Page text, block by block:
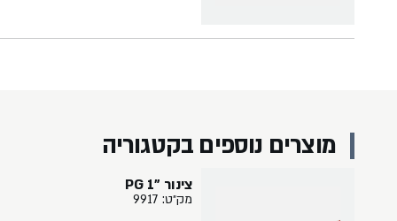
מוצרים נוספים בקטגוריה
צינור "PG 1
מק״ט: 9917